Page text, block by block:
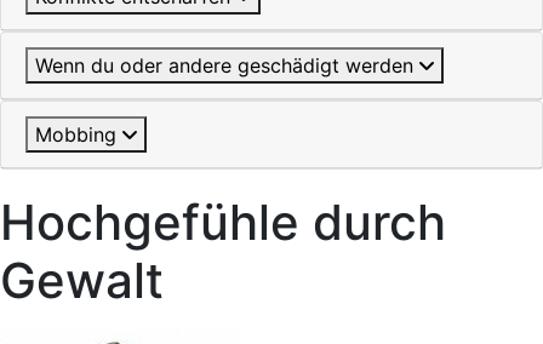
Wenn du oder andere geschädigt werden
Mobbing
Hochgefühle durch
Gewalt